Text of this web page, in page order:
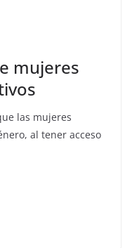
mujeres
las mujeres
al tener acceso